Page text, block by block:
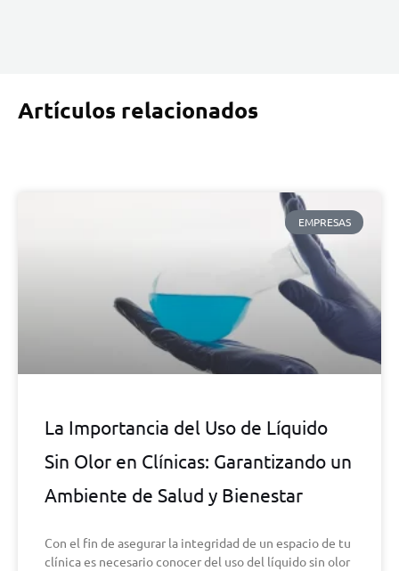
Artículos relacionados
EMPRESAS
La Importancia del Uso de Líquido
Sin Olor en Clínicas: Garantizando un
Ambiente de Salud y Bienestar
Con el fin de asegurar la integridad de un espacio de tu
clínica es necesario conocer del uso del líquido sin olor